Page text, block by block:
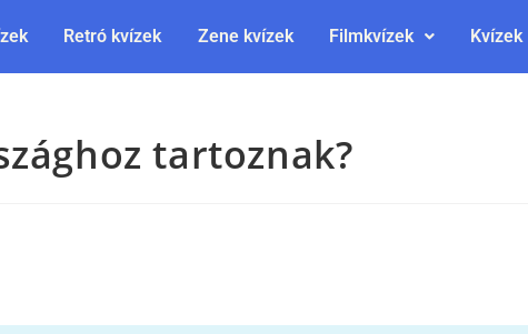
Retró kvízek Zene kvízek Filmkvízek Kvízek
tartoznak?